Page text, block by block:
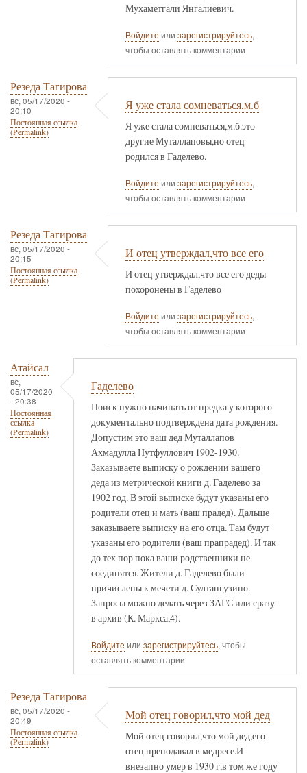
Мухаметгали Янгалиевич.
Войдите или зарегистрируйтесь,
чтобы оставлять комментарии
Резеда Тагирова
вс, 05/17/2020 -
20:10
Постоянная ссылка
(Permalink)
Я уже стала сомневаться,м.б
Я уже стала сомневаться,м.б.это
другие Муталлаповы,но отец
родился в Гаделево.
Войдите или зарегистрируйтесь,
чтобы оставлять комментарии
Резеда Тагирова
вс, 05/17/2020 -
20:15
Постоянная ссылка
(Permalink)
И отец утверждал,что все его
И отец утверждал,что все его деды
похоронены в Гаделево
Войдите или зарегистрируйтесь,
чтобы оставлять комментарии
Атайсал
вс,
05/17/2020
- 20:38
Постоянная
ссылка
(Permalink)
Гаделево
Поиск нужно начинать от предка у которого
документально подтверждена дата рождения.
Допустим это ваш дед Муталлапов
Ахмадулла Нутфуллович 1902-1930.
Заказываете выписку о рождении вашего
деда из метрической книги д. Гаделево за
1902 год. В этой выписке будут указаны его
родители отец и мать (ваш прадед). Дальше
заказываете выписку на его отца. Там будут
указаны его родители (ваш прапрадед). И так
до тех пор пока ваши родственники не
соединятся. Жители д. Гаделево были
причислены к мечети д. Султангузино.
Запросы можно делать через ЗАГС или сразу
в архив (К. Маркса,4).
Войдите или зарегистрируйтесь, чтобы
оставлять комментарии
Резеда Тагирова
вс, 05/17/2020 -
20:49
Постоянная ссылка
(Permalink)
Мой отец говорил,что мой дед
Мой отец говорил,что мой дед,его
отец преподавал в медресе.И
внезапно умер в 1930 г,в том же году